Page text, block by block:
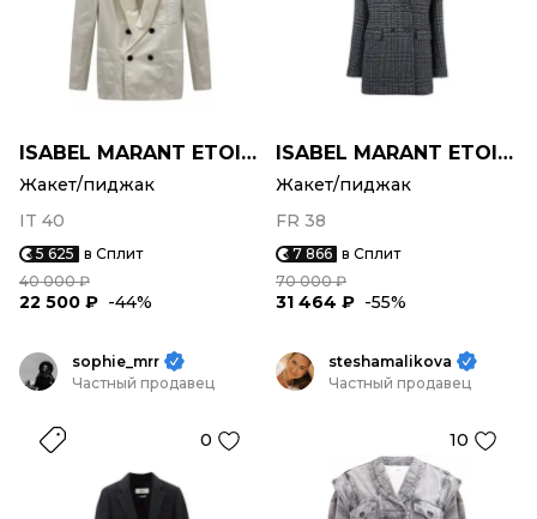
ISABEL MARANT ETOILE
Жакет/пиджак
IT 40
5 625 в Сплит
40 000 ₽
22 500 ₽ -44%
ISABEL MARANT ETOILE
Жакет/пиджак
FR 38
7 866 в Сплит
70 000 ₽
31 464 ₽ -55%
sophie_mrr
Частный продавец
0
steshamalikova
Частный продавец
10